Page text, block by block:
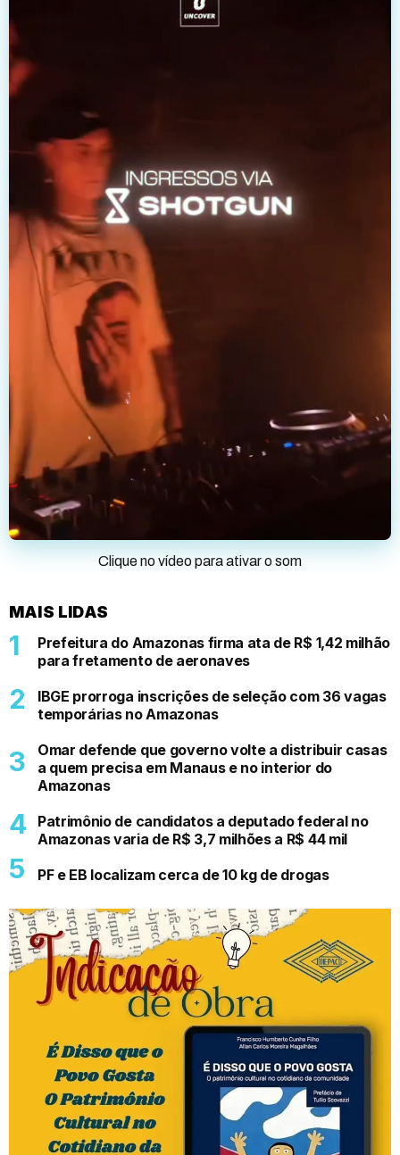
Clique no vídeo para ativar o som
MAIS LIDAS
Prefeitura do Amazonas firma ata de R$ 1,42 milhão
para fretamento de aeronaves
IBGE prorroga inscrições de seleção com 36 vagas
temporárias no Amazonas
Omar defende que governo volte a distribuir casas
a quem precisa em Manaus e no interior do
Amazonas
Patrimônio de candidatos a deputado federal no
Amazonas varia de R$ 3,7 milhões a R$ 44 mil
PF e EB localizam cerca de 10 kg de drogas